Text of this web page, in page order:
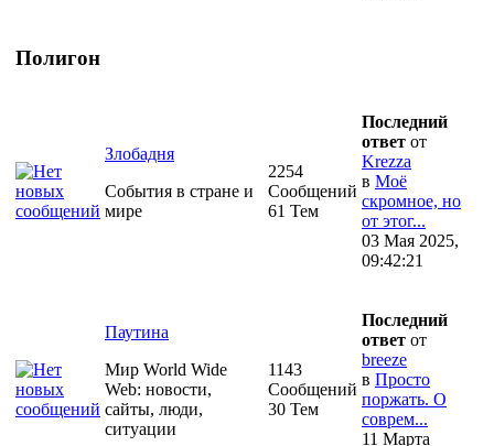
Полигон
Злобадня
События в стране и
мире
2254
Сообщений
61 Тем
Последний
ответ от
Krezza
в Моё
скромное, но
от этог...
03 Мая 2025,
09:42:21
Паутина
Мир World Wide
Web: новости,
сайты, люди,
ситуации
1143
Сообщений
30 Тем
Последний
ответ от
breeze
в Просто
поржать. О
соврем...
11 Марта